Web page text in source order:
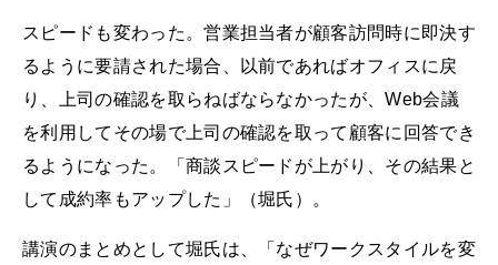
スピードも変わった。営業担当者が顧客訪問時に即決す
るように要請された場合、以前であればオフィスに戻
り、上司の確認を取らねばならなかったが、Web会議
を利用してその場で上司の確認を取って顧客に回答でき
るようになった。「商談スピードが上がり、その結果と
して成約率もアップした」（堀氏）。
講演のまとめとして堀氏は、「なぜワークスタイルを変